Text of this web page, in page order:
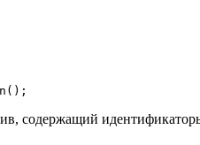
содержащий идентификаторы